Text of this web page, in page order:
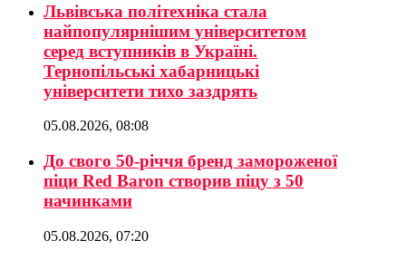
Львівська політехніка стала
найпопулярнішим університетом
серед вступників в Україні.
Тернопільські хабарницькі
університети тихо заздрять
05.08.2026, 08:08
До свого 50-річчя бренд замороженої
піци Red Baron створив піцу з 50
начинками
05.08.2026, 07:20